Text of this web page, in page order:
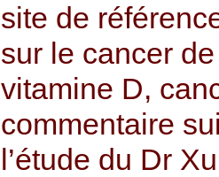
site de
sur le cancer
vitamine D,
commentaire
l’étude du Dr